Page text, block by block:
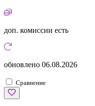
доп. комиссии есть
обновлено 06.08.2026
Сравнение